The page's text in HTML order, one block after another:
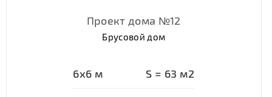
Проект дома №12
Брусовой дом
6х6 м S = 63 м2